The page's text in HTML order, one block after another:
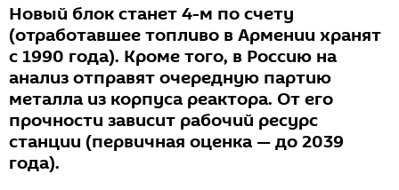
Новый блок станет 4-м по счету
(отработавшее топливо в Армении хранят
с 1990 года). Кроме того, в Россию на
анализ отправят очередную партию
металла из корпуса реактора. От его
прочности зависит рабочий ресурс
станции (первичная оценка — до 2039
года).